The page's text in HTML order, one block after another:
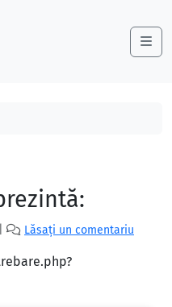
Lăsați un comentariu